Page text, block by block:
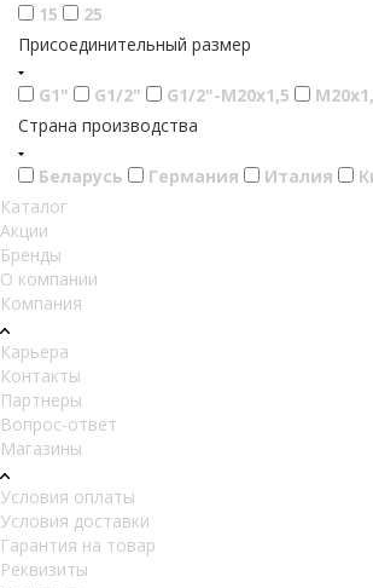
15
25
Присоединительный размер
G1" G1/2" G1/2"-М20х1,5
Страна производства
Беларусь Германия Италия
Каталог
Акции
Бренды
О компании
Компания
Карьера
Контакты
Партнеры
Вопрос-ответ
Магазины
Условия оплаты
Условия доставки
Гарантия на товар
Реквизиты